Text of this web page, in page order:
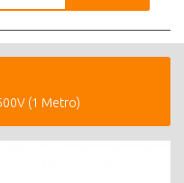
(1 Metro)